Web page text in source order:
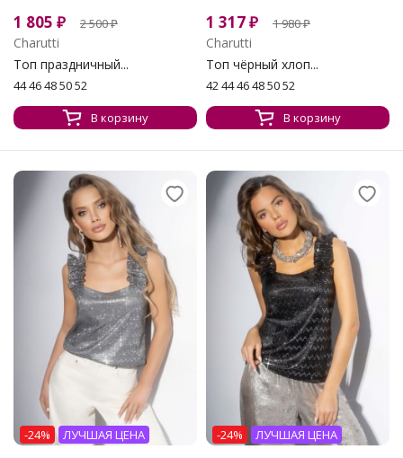
1 805 ₽ 2 500₽
Charutti
Топ праздничный...
44 46 48 50 52
В корзину
1 317₽ 1 980₽
Charutti
Топ чёрный хлоп...
42 44 46 48 50 52
В корзину
-24% ЛУЧШАЯ ЦЕНА -24% ЛУЧШАЯ ЦЕНА